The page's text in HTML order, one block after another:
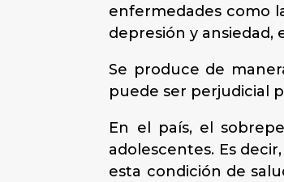
enfermedades como
depresión y ansiedad,
Se produce de
puede ser perjudicial
En el país, el
adolescentes. Es
esta condición de